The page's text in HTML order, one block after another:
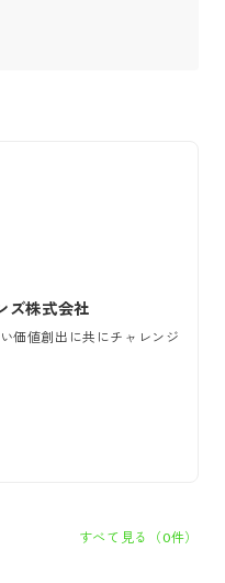
ズ株式会社
価値創出に共にチャレンジ
すべて見る（0件）